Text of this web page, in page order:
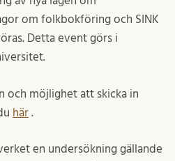
om folkbokföring och SINK
Detta event görs i
och möjlighet att skicka in
här .
en undersökning gällande